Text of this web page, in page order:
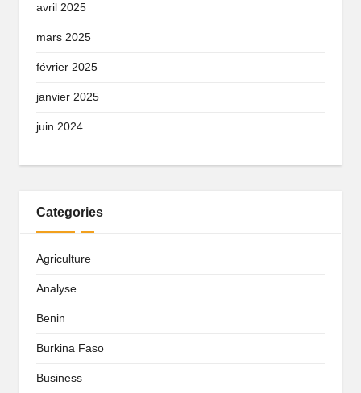
avril 2025
mars 2025
février 2025
janvier 2025
juin 2024
Categories
Agriculture
Analyse
Benin
Burkina Faso
Business